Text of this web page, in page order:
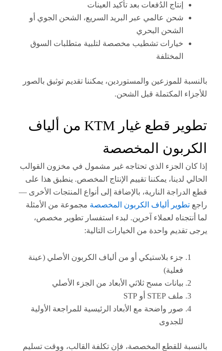
إنتاج الدُفعات بعد تأكيد العينات
شحن عالمي عبر البريد السريع، الشحن الجوي أو
الشحن البحري
خيارات تشطيب مخصصة لتلبية متطلبات السوق
للموزعين والمستوردين، يمكننا تقديم توثيق بالصور
المكتملة قبل الشحن.
تطوير قطع غيار KTM من ألياف
المخصصة
الجزء الذي تحتاجه غير مشمول في مخزون القوالب
لدينا، يمكننا تقييم الإنتاج المخصص. ينطبق هذا على
النارية، بالإضافة إلى أنواع المنتجات الأخرى —
ألياف الكربون المخصصة مجموعة من الأمثلة
لعملاء آخرين. لبدء استفسار تطوير مخصص،
واحدة من الخيارات التالية:
جزء بلاستيكي أو من ألياف الكربون الأصلي (عينة
بيانات مسح ثلاثي الأبعاد من الجزء الأصلي
صور واضحة مع الأبعاد الرئيسية للمراجعة الأولية
للقطع المخصصة، فإن تكلفة القالب، ووقت تسليم